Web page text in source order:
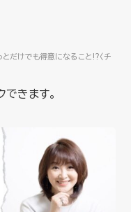
とだけでも得意になること⁉〈チ
できます。